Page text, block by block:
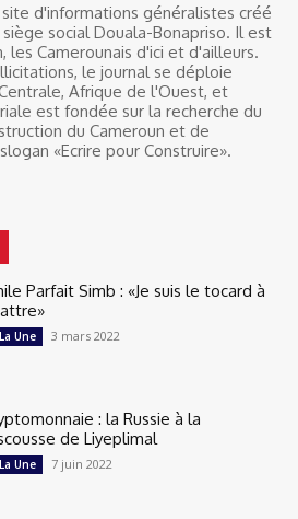
d'informations généralistes créé
social Douala-Bonapriso. Il est
les Camerounais d'ici et d'ailleurs.
le journal se déploie
Afrique de l'Ouest, et
est fondée sur la recherche du
du Cameroun et de
«Ecrire pour Construire».
Parfait Simb : «Je suis le tocard à
Une 3 mars 2022
: la Russie à la
de Liyeplimal
Une 7 juin 2022